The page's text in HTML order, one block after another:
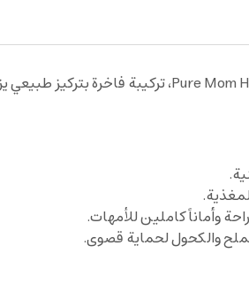
وأماناً كاملين للأمهات.
والكحول لحماية قصوى.